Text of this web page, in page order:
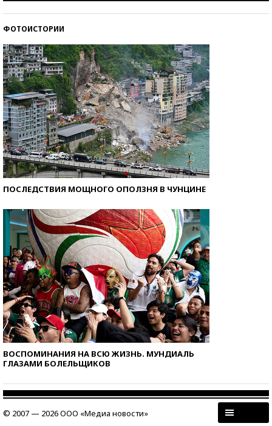
ФОТОИСТОРИИ
ПОСЛЕДСТВИЯ МОЩНОГО ОПОЛЗНЯ В ЧУНЦИНЕ
ВОСПОМИНАНИЯ НА ВСЮ ЖИЗНЬ. МУНДИАЛЬ
ГЛАЗАМИ БОЛЕЛЬЩИКОВ
© 2007 — 2026 ООО «Медиа новости»